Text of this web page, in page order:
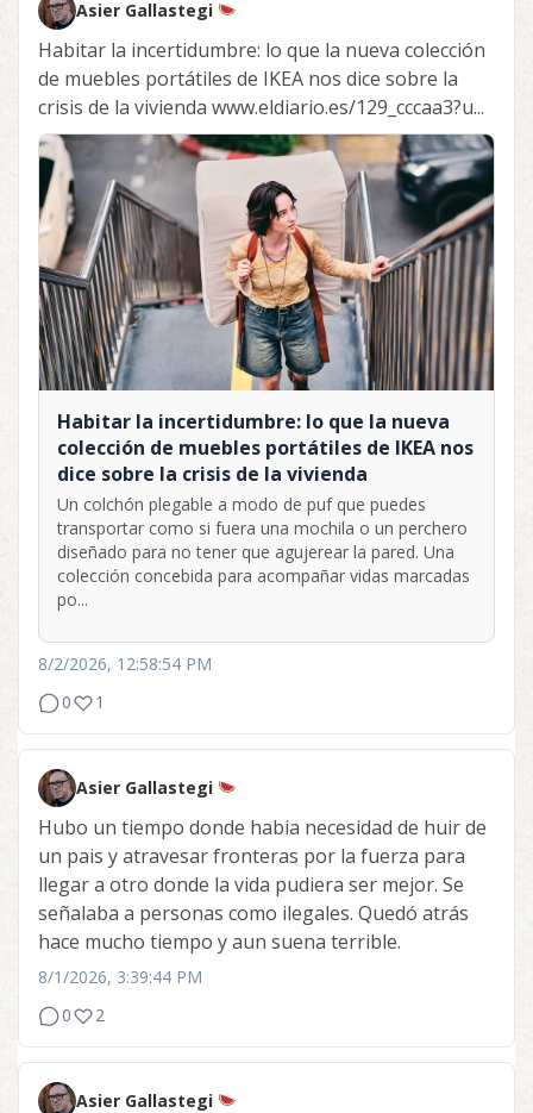
Asier Gallastegi
Habitar la incertidumbre: lo que la nueva colección
de muebles portátiles de IKEA nos dice sobre la
crisis de la vivienda www.eldiario.es/129_cccaa3?u...
Habitar la incertidumbre: lo que la nueva
colección de muebles portátiles de IKEA nos
dice sobre la crisis de la vivienda
Un colchón plegable a modo de puf que puedes
transportar como si fuera una mochila o un perchero
diseñado para no tener que agujerear la pared. Una
colección concebida para acompañar vidas marcadas
po...
8/2/2026, 12:58:54 PM
0
1
Asier Gallastegi
Hubo un tiempo donde habia necesidad de huir de
un pais y atravesar fronteras por la fuerza para
llegar a otro donde la vida pudiera ser mejor. Se
señalaba a personas como ilegales. Quedó atrás
hace mucho tiempo y aun suena terrible.
8/1/2026, 3:39:44 PM
0
2
Asier Gallastegi